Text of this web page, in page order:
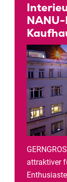
attraktiver